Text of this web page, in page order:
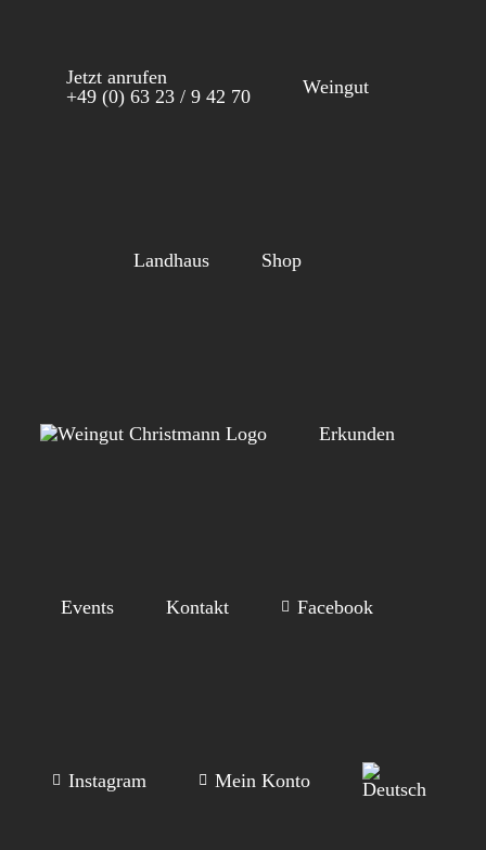
Jetzt anrufen
+49 (0) 63 23 / 9 42 70
Weingut
Landhaus Shop
Erkunden
Events Kontakt Facebook
Instagram Mein Konto